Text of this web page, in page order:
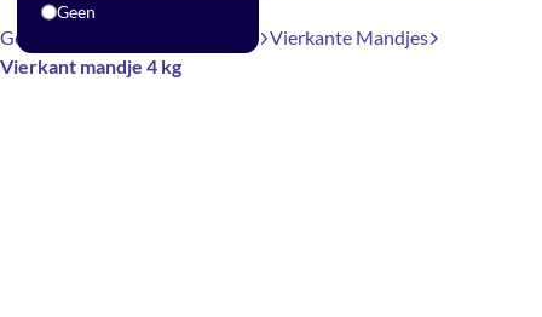
Geen
Geschenkverpakking Mandjes Vierkante Mandjes
Vierkant mandje 4 kg